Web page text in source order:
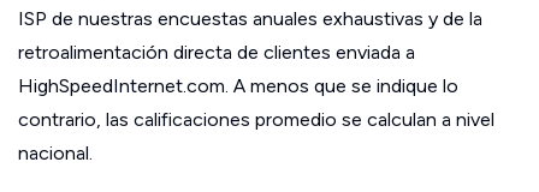
ISP de nuestras encuestas anuales exhaustivas y de la
retroalimentación directa de clientes enviada a
HighSpeedInternet.com. A menos que se indique lo
contrario, las calificaciones promedio se calculan a nivel
nacional.